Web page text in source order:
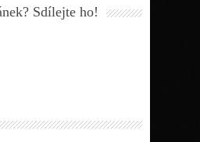
Sdílejte ho!